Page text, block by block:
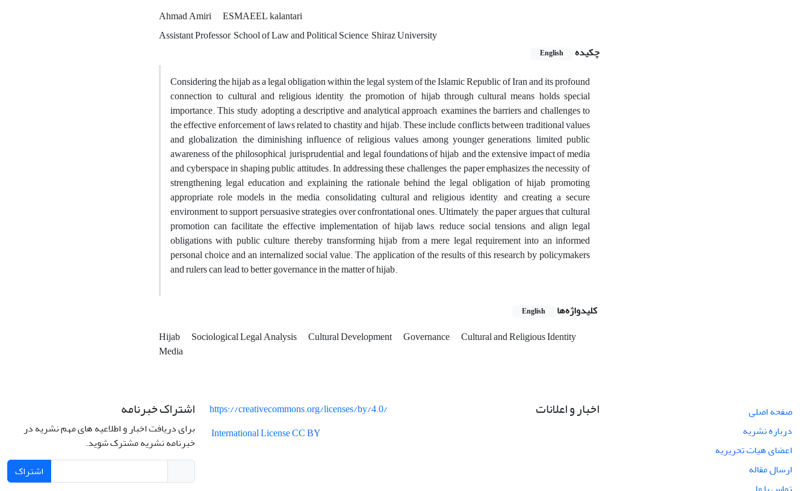
Ahmad Amiri
ESMAEEL kalantari
Assistant Professor, School of Law and Political Science, Shiraz University
چکیده
English
Considering the hijab as a legal obligation within the legal system of the Islamic Republic of Iran and its profound
connection to cultural and religious identity, the promotion of hijab through cultural means holds special
importance. This study, adopting a descriptive and analytical approach, examines the barriers and challenges to
the effective enforcement of laws related to chastity and hijab. These include conflicts between traditional values
and globalization, the diminishing influence of religious values among younger generations, limited public
awareness of the philosophical, jurisprudential, and legal foundations of hijab, and the extensive impact of media
and cyberspace in shaping public attitudes. In addressing these challenges, the paper emphasizes the necessity of
strengthening legal education and explaining the rationale behind the legal obligation of hijab, promoting
appropriate role models in the media, consolidating cultural and religious identity, and creating a secure
environment to support persuasive strategies over confrontational ones. Ultimately, the paper argues that cultural
promotion can facilitate the effective implementation of hijab laws, reduce social tensions, and align legal
obligations with public culture, thereby transforming hijab from a mere legal requirement into an informed
personal choice and an internalized social value. The application of the results of this research by policymakers
and rulers can lead to better governance in the matter of hijab.
کلیدواژه‌ها English
Hijab Sociological Legal Analysis Cultural Development Governance
Cultural and Religious Identity
Media
صفحه اصلی
درباره نشریه
اعضای هیات تحریریه
ارسال مقاله
اخبار و اعلانات
https://creativecommons.org/licenses/by/4.0/
International License CC BY
اشتراک خبرنامه
برای دریافت اخبار و اطلاعیه های مهم نشریه در
خبرنامه نشریه مشترک شوید.
اشتراک